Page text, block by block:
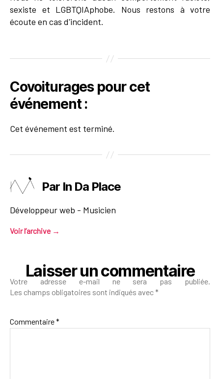
sexiste et LGBTQIAphobe. Nous restons à votre
écoute en cas d'incident.
Covoiturages pour cet
événement :
Cet événement est terminé.
Par In Da Place
Développeur web - Musicien
Voir l’archive →
Laisser un commentaire
Votre adresse e-mail ne sera pas publiée.
Les champs obligatoires sont indiqués avec*
Commentaire*